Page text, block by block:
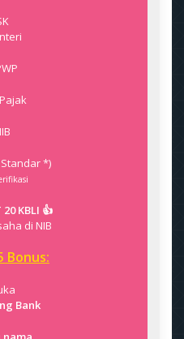
*)
KBLI 👍
di NIB
Bonus:
Bank